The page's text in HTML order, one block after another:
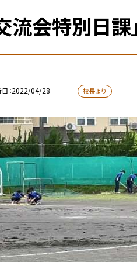
流会特別日課
2022/04/28 校長より